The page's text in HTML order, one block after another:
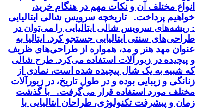
انواع مختلف آن و نکات مهم در هنگام خرید،
خواهیم پرداخت. تاریخچه سرویس شالی ایتالیایی
: ریشه‌های سرویس شالی ایتالیایی را می‌توان در
طراحی‌های سنتی ایتالیایی جستجو کرد. ایتالیا به
عنوان مهد هنر و مد، همواره از طراحی‌های ظریف
و پیچیده در زیورآلات استفاده می‌کرد. طرح شالی
که شبیه به یک شال پیچیده شده است، نمادی از
زنانگی و زیبایی بوده و در طول تاریخ، در زیورآلات
مختلف مورد استفاده قرار می‌گرفت. با گذشت
زمان و پیشرفت تکنولوژی، طراحان ایتالیایی با